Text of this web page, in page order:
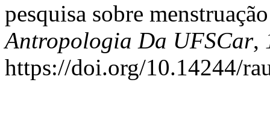
pesquisa sobre
Antropologia Da UFSCar,
https://doi.org/10.14244/